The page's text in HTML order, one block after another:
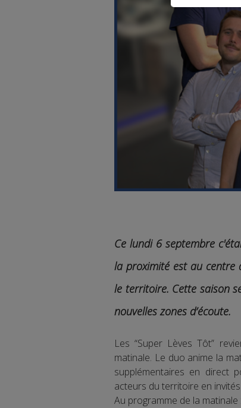
Ce lundi 6 septembre
la proximité est au centre
le territoire. Cette saison
nouvelles zones d’écoute.
Les “Super Lèves Tôt”
matinale. Le duo anime la
supplémentaires en direct
acteurs du territoire en
Au programme de la